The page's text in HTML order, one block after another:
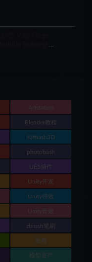
Artstation
Blender教程
Kitbash3D
photobash
UE5插件
Unity开发
Unity特效
Unity音效
zbrush笔刷
教程
模型资产